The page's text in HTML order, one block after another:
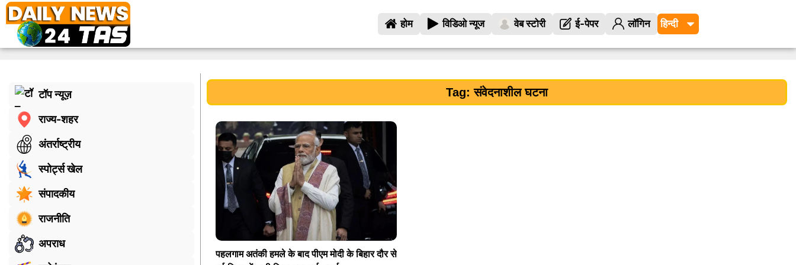
होम विडिओ न्यूज वेब स्टोरी ई-पेपर लॉगिन
टॉप न्यूज़
राज्य-शहर
अंतर्राष्ट्रीय
स्पोर्ट्स खेल
संपादकीय
राजनीति
अपराध
Tag: संवेदनाशील घटना
पहलगाम अतंकी हमले के बाद पीएम मोदी के बिहार दौर से